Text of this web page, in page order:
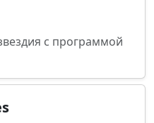
с программой